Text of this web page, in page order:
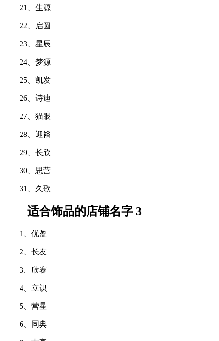
21、生源
22、启圆
23、星辰
24、梦源
25、凯发
26、诗迪
27、猫眼
28、迎裕
29、长欣
30、思营
31、久歌
适合饰品的店铺名字 3
1、优盈
2、长友
3、欣赛
4、立识
5、营星
6、同典